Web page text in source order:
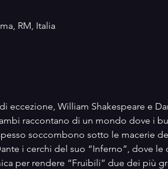
RM, Italia
eccezione, William Shakespeare e
raccontano di un mondo dove i
soccombono sotto le macerie
i cerchi del suo “Inferno”, dove le
per rendere “Fruibili” due dei più